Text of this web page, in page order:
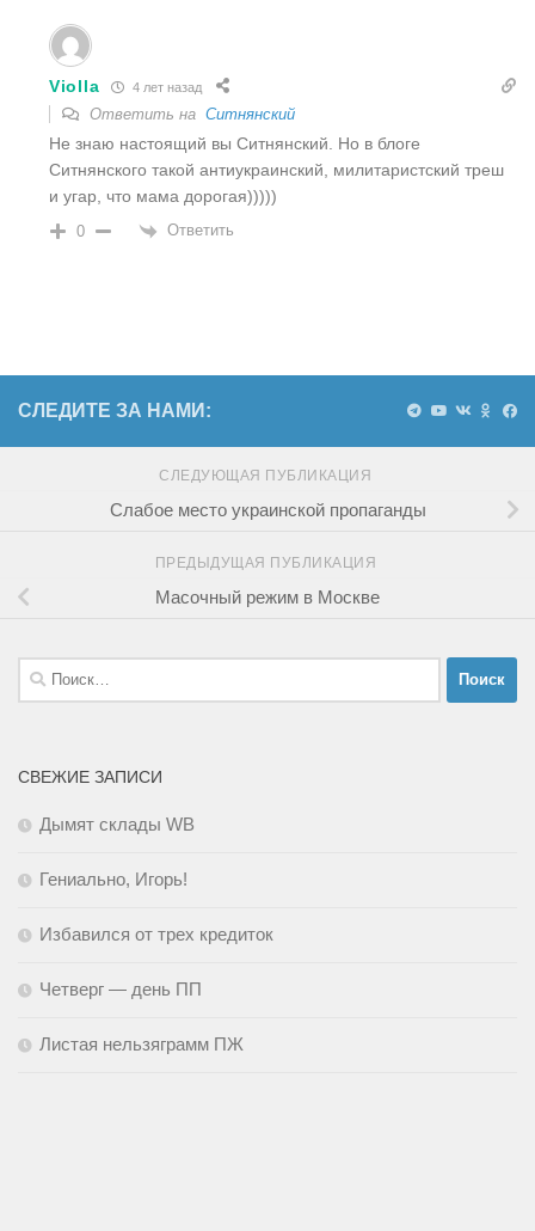
Violla 4 лет назад
Ответить на Ситнянский
Не знаю настоящий вы Ситнянский. Но в блоге
Ситнянского такой антиукраинский, милитаристский треш
и угар, что мама дорогая)))))
0 Ответить
СЛЕДИТЕ ЗА НАМИ:
СЛЕДУЮЩАЯ ПУБЛИКАЦИЯ
Слабое место украинской пропаганды
ПРЕДЫДУЩАЯ ПУБЛИКАЦИЯ
Масочный режим в Москве
Найти:
СВЕЖИЕ ЗАПИСИ
Дымят склады WB
Гениально, Игорь!
Избавился от трех кредиток
Четверг — день ПП
Листая нельзяграмм ПЖ